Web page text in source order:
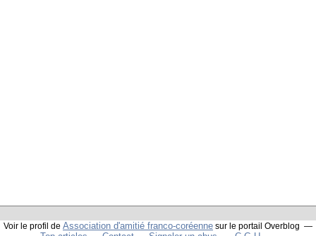
Voir le profil de Association d'amitié franco-coréenne sur le portail Overblog